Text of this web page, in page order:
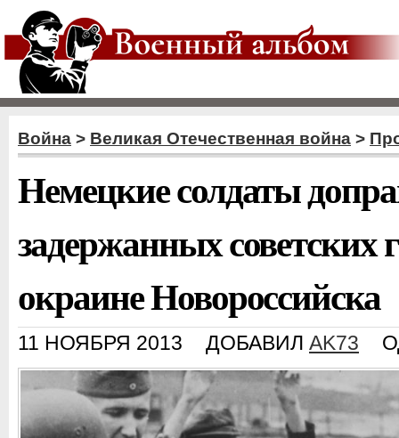
Война > Великая Отечественная война >
Немецкие солдаты
задержанных советских
окраине Новороссийска
11 НОЯБРЯ 2013 ДОБАВИЛ AK73